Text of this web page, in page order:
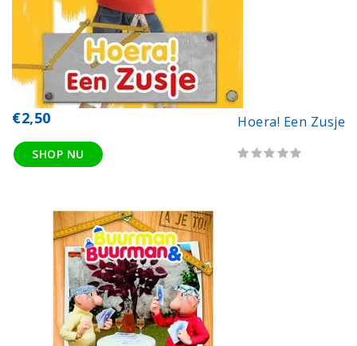
Hoera! Een Zusje
€2,50
SHOP NU